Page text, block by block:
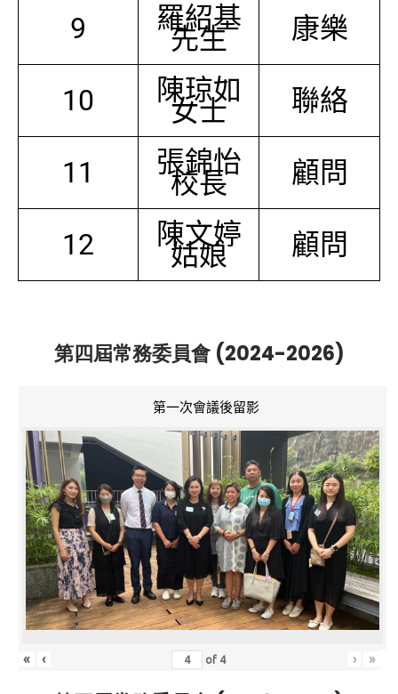
9 羅紹基
先生 康樂
10 陳琼如
女士 聯絡
11 張錦怡
校長 顧問
12 陳文婷
姑娘 顧問
第四屆常務委員會 (2024-2026)
第一次會議後留影
« ‹ of 4 › »